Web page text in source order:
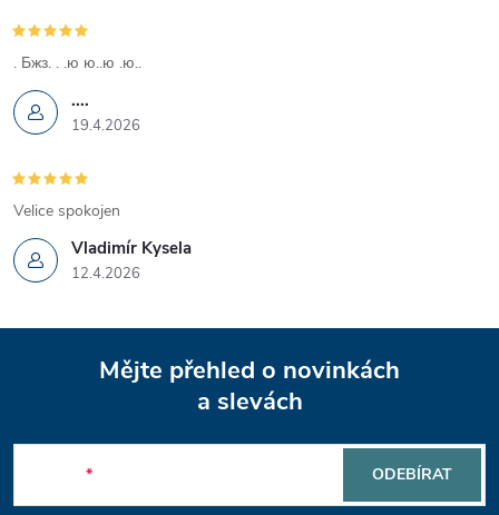
k
y
v
p
i
s
u
....
19.4.2026
. Бжз. . .ю ю..ю .ю..
Vladimír Kysela
12.4.2026
Velice spokojen
p
Mějte přehled o novinkách
a slevách
ODEBÍRAT